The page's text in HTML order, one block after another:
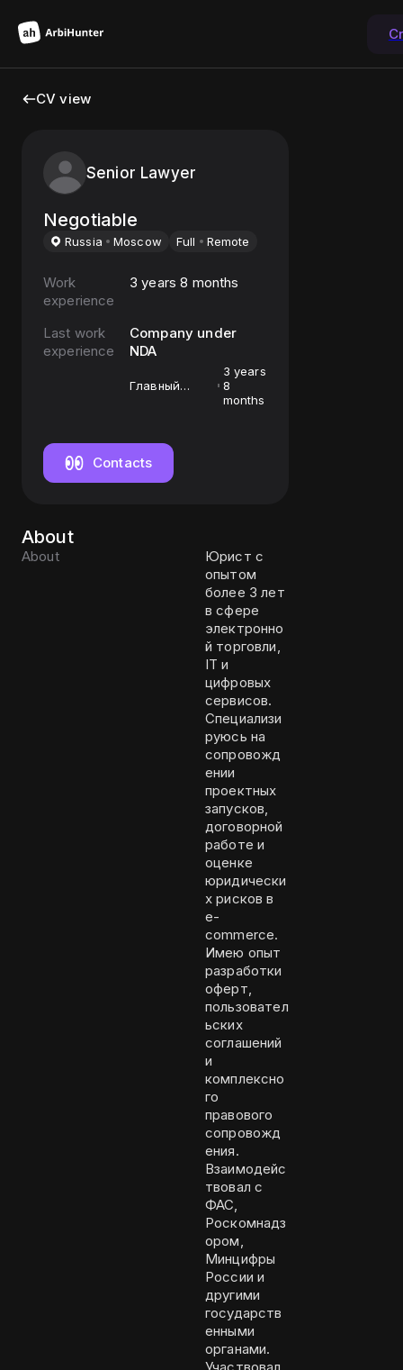
CV view
Senior Lawyer
Negotiable
Russia Moscow Full Remote
Work
experience
3 years 8 months
Last work
experience
Company under
NDA
Главный
3 years
8
months
Contacts
About
About
Юрист с
опытом
более 3 лет
в сфере
электронно
й торговли,
IT и
цифровых
сервисов.
Специализи
руюсь на
сопровожд
ении
проектных
запусков,
договорной
работе и
оценке
юридически
х рисков в
e-
commerce.
Имею опыт
разработки
оферт,
пользовател
ьских
соглашений
и
комплексно
го
правового
сопровожд
ения.
Взаимодейс
твовал с
ФАС,
Роскомнадз
ором,
Минцифры
России и
другими
государств
енными
органами.